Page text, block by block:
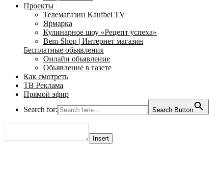
Проекты
Телемагазин Kaufbei TV
Ярмарка
Кулинарное шоу «Рецепт успеха»
Bem-Shop | Интернет магазин
Бесплатные обьявления
Онлайн обьявление
Обьявление в газете
Как смотреть
ТВ Реклама
Прямой эфир
Search for:
Search Button
Insert